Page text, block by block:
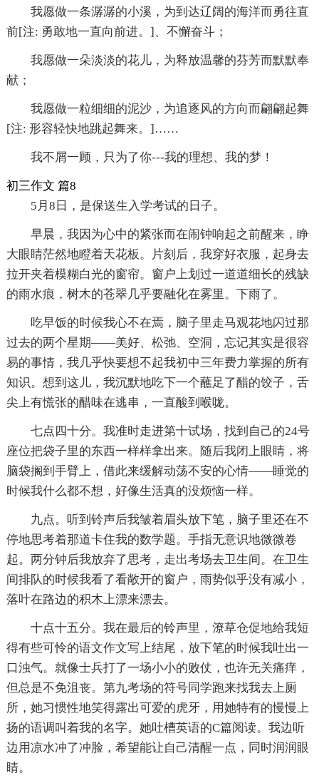
我愿做一条潺潺的小溪，为到达辽阔的海洋而勇往直
前[注: 勇敢地一直向前进。]、不懈奋斗；
我愿做一朵淡淡的花儿，为释放温馨的芬芳而默默奉
献；
我愿做一粒细细的泥沙，为追逐风的方向而翩翩起舞
[注: 形容轻快地跳起舞来。]……
我不屑一顾，只为了你---我的理想、我的梦！
初三作文 篇8
5月8日，是保送生入学考试的日子。
早晨，我因为心中的紧张而在闹钟响起之前醒来，睁
大眼睛茫然地瞪着天花板。片刻后，我穿好衣服，起身去
拉开夹着模糊白光的窗帘。窗户上划过一道道细长的残缺
的雨水痕，树木的苍翠几乎要融化在雾里。下雨了。
吃早饭的时候我心不在焉，脑子里走马观花地闪过那
过去的两个星期——美好、松弛、空洞，忘记其实是很容
易的事情，我几乎快要想不起我初中三年费力掌握的所有
知识。想到这儿，我沉默地吃下一个蘸足了醋的饺子，舌
尖上有慌张的醋味在逃串，一直酸到喉咙。
七点四十分。我准时走进第十试场，找到自己的24号
座位把袋子里的东西一样样拿出来。随后我闭上眼睛，将
脑袋搁到手臂上，借此来缓解动荡不安的心情——睡觉的
时候我什么都不想，好像生活真的没烦恼一样。
九点。听到铃声后我皱着眉头放下笔，脑子里还在不
停地思考着那道卡住我的数学题。手指无意识地微微卷
起。两分钟后我放弃了思考，走出考场去卫生间。在卫生
间排队的时候我看了看敞开的窗户，雨势似乎没有减小，
落叶在路边的积木上漂来漂去。
十点十五分。我在最后的铃声里，潦草仓促地给我短
得有些可怜的语文作文写上结尾，放下笔的时候我吐出一
口浊气。就像士兵打了一场小小的败仗，也许无关痛痒，
但总是不免沮丧。第九考场的符号同学跑来找我去上厕
所，她习惯性地笑得露出可爱的虎牙，用她特有的慢慢上
扬的语调叫着我的名字。她吐槽英语的C篇阅读。我边听
边用凉水冲了冲脸，希望能让自己清醒一点，同时润润眼
睛。